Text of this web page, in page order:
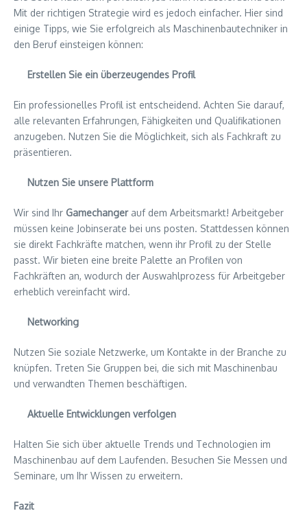
Mit der richtigen Strategie wird es jedoch einfacher. Hier sind
einige Tipps, wie Sie erfolgreich als Maschinenbautechniker in
den Beruf einsteigen können:
Erstellen Sie ein überzeugendes Profil
Ein professionelles Profil ist entscheidend. Achten Sie darauf,
alle relevanten Erfahrungen, Fähigkeiten und Qualifikationen
anzugeben. Nutzen Sie die Möglichkeit, sich als Fachkraft zu
präsentieren.
Nutzen Sie unsere Plattform
Wir sind Ihr Gamechangerauf dem Arbeitsmarkt! Arbeitgeber
müssen keine Jobinserate bei uns posten. Stattdessen können
sie direkt Fachkräfte matchen, wenn ihr Profil zu der Stelle
passt. Wir bieten eine breite Palette an Profilen von
Fachkräften an, wodurch der Auswahlprozess für Arbeitgeber
erheblich vereinfacht wird.
Networking
Nutzen Sie soziale Netzwerke, um Kontakte in der Branche zu
knüpfen. Treten Sie Gruppen bei, die sich mit Maschinenbau
und verwandten Themen beschäftigen.
Aktuelle Entwicklungen verfolgen
Halten Sie sich über aktuelle Trends und Technologien im
Maschinenbau auf dem Laufenden. Besuchen Sie Messen und
Seminare, um Ihr Wissen zu erweitern.
Fazit